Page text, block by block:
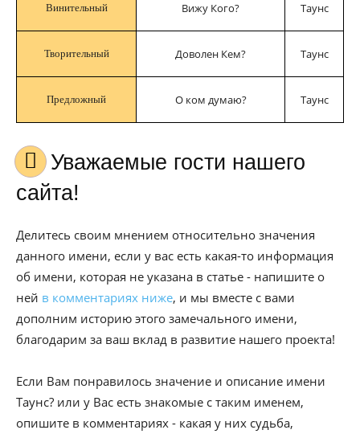
Винительный Вижу Кого? Таунс
Творительный Доволен Кем? Таунс
Предложный О ком думаю? Таунс
Уважаемые гости нашего
сайта!
Делитесь своим мнением относительно значения
данного имени, если у вас есть какая-то информация
об имени, которая не указана в статье - напишите о
ней в комментариях ниже, и мы вместе с вами
дополним историю этого замечального имени,
благодарим за ваш вклад в развитие нашего проекта!
Если Вам понравилось значение и описание имени
Таунс? или у Вас есть знакомые с таким именем,
опишите в комментариях - какая у них судьба,